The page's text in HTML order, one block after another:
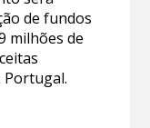
de fundos
milhões de